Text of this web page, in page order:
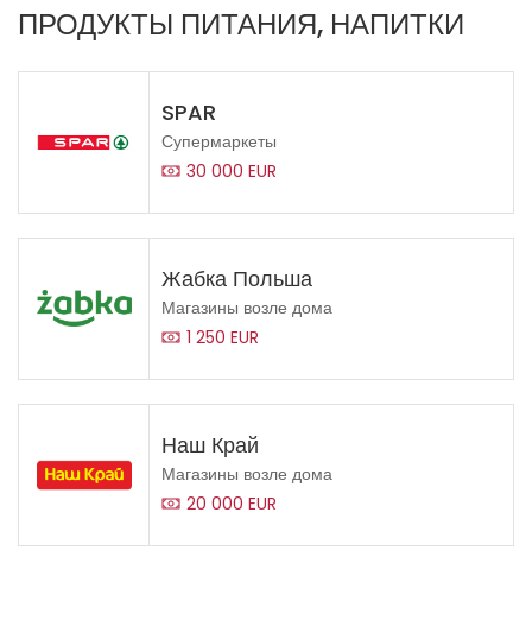
ПРОДУКТЫ ПИТАНИЯ, НАПИТКИ
SPAR
Супермаркеты
30 000 EUR
Жабка Польша
Магазины возле дома
1 250 EUR
Наш Край
Магазины возле дома
20 000 EUR